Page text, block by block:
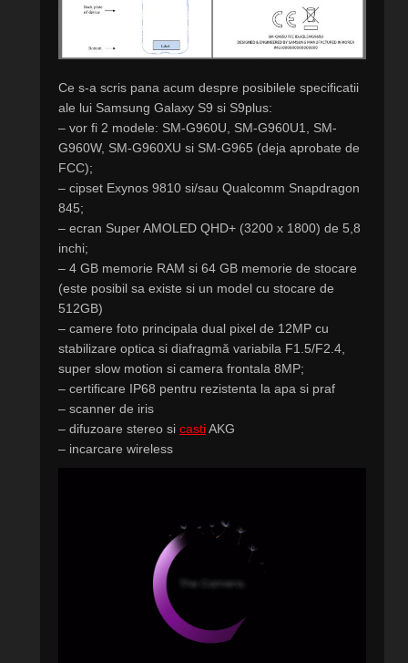
Ce s-a scris pana acum despre posibilele specificatii
ale lui Samsung Galaxy S9 si S9plus:
– vor fi 2 modele: SM-G960U, SM-G960U1, SM-
G960W, SM-G960XU si SM-G965 (deja aprobate de
FCC);
– cipset Exynos 9810 si/sau Qualcomm Snapdragon
845;
– ecran Super AMOLED QHD+ (3200 x 1800) de 5,8
inchi;
– 4 GB memorie RAM si 64 GB memorie de stocare
(este posibil sa existe si un model cu stocare de
512GB)
– camere foto principala dual pixel de 12MP cu
stabilizare optica si diafragmă variabila F1.5/F2.4,
super slow motion si camera frontala 8MP;
– certificare IP68 pentru rezistenta la apa si praf
– scanner de iris
– difuzoare stereo si castiAKG
– incarcare wireless